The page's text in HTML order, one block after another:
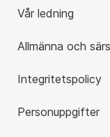
Vår ledning
Allmänna och
Integritetspolicy
Personuppgifter